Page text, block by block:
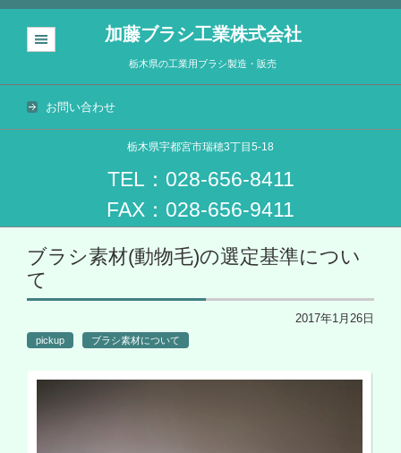
加藤ブラシ工業株式会社
栃木県の工業用ブラシ製造・販売
お問い合わせ
栃木県宇都宮市瑞穂3丁目5-18
TEL：028-656-8411
FAX：028-656-9411
コンテンツに移動
ブラシ素材(動物毛)の選定基準につい
て
2017年1月26日
pickup ブラシ素材について